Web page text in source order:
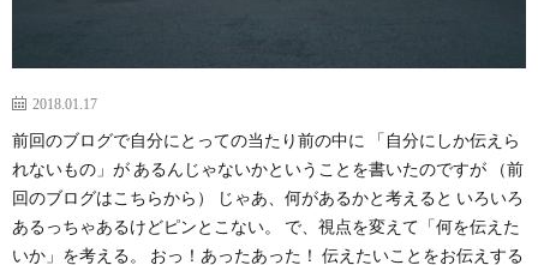
2018.01.17
前回のブログで自分にとっての当たり前の中に 「自分にしか伝えら
れないもの」が あるんじゃないかということを書いたのですが （前
回のブログはこちらから） じゃあ、何があるかと考えると いろいろ
あるっちゃあるけどピンとこない。 で、視点を変えて「何を伝えた
いか」を考える。 おっ！あったあった！ 伝えたいことをお伝えする